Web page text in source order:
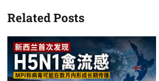
Related Posts